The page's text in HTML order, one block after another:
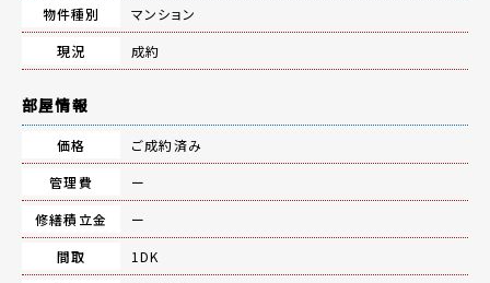
物件種別
マンション
現況
成約
部屋情報
価格
ご成約済み
管理費
ー
修繕積立金
ー
間取
1DK